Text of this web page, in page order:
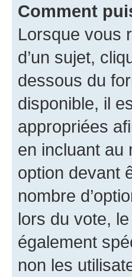
Comment
Lorsque vous
d’un sujet,
dessous du
disponible, il
appropriées
en incluant au
option devant
nombre
lors du vote,
également
non les